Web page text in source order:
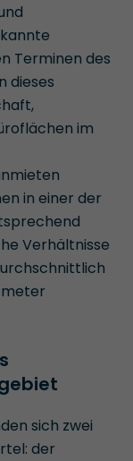
Terminen des
dieses
im
in einer der
Verhältnisse
sich zwei
der